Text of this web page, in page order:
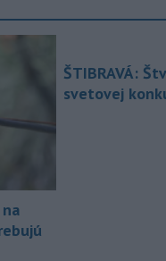
ŠTIBRAVÁ:
svetovej